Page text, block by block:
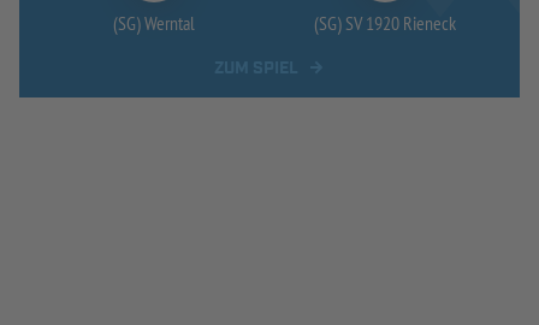
(SG) Werntal (SG) SV 1920 Rieneck